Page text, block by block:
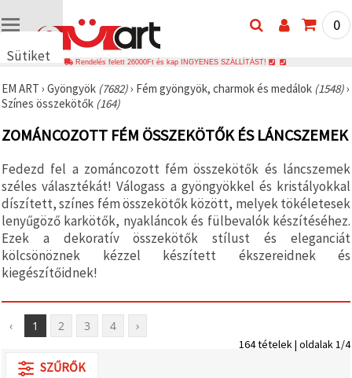
Sütiket
🍪 Cookie-
kat és
technológiákat
használunk
érdekében,
hogy
biztosítsuk
a weboldal
megfelelő
működését,
javítsuk az
Ön
felhasználói
élményét,
elemezzük
a
valamint
relevánsabb
0
Rendelés felett 26000Ft és kap INGYENES SZÁLLÍTÁST!
EM ART › Gyöngyök (7682)› Fém gyöngyök, charmok és medálok (1548)›
Színes összekötők (164)
ZOMÁNCOZOTT FÉM ÖSSZEKÖTŐK ÉS LÁNCSZEMEK
Fedezd fel a zománcozott fém összekötők és láncszemek
széles választékát! Válogass a gyöngyökkel és kristályokkal
díszített, színes fém összekötők között, melyek tökéletesek
lenyűgöző karkötők, nyakláncok és fülbevalók készítéséhez.
Ezek a dekoratív összekötők stílust és eleganciát
kölcsönöznek kézzel készített ékszereidnek és
kiegészítőidnek!
‹ 1 2 3 4 ›
164 tételek | oldalak 1/4
SZŰRŐK